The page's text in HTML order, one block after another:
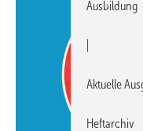
Ausbildung
Aktuelle
Heftarchiv